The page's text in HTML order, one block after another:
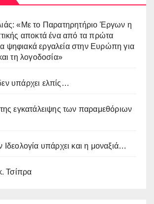
«Με το Παρατηρητήριο Έργων η
αποκτά ένα από τα πρώτα
ψηφιακά εργαλεία στην Ευρώπη για
τη λογοδοσία»
υπάρχει ελπίς…
εγκατάλειψης των παραμεθόριων
Ιδεολογία υπάρχει και η μοναξιά…
Τσίπρα